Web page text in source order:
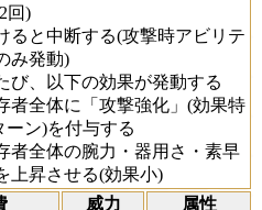
回)
ると中断する(攻撃時アビリテ
み発動)
び、以下の効果が発動する
者全体に「攻撃強化」(効果特
ーン)を付与する
者全体の腕力・器用さ・素早
上昇させる(効果小)
威力 属性